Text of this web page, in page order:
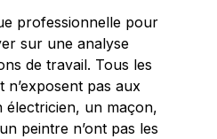
professionnelle pour
sur une analyse
de travail. Tous les
n’exposent pas aux
électricien, un maçon,
peintre n’ont pas les